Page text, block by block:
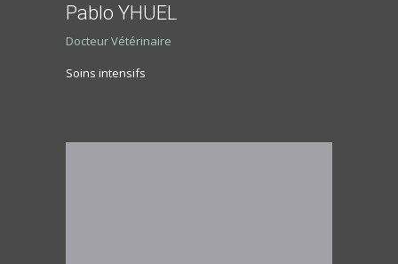
Pablo YHUEL
Docteur Vétérinaire
Soins intensifs